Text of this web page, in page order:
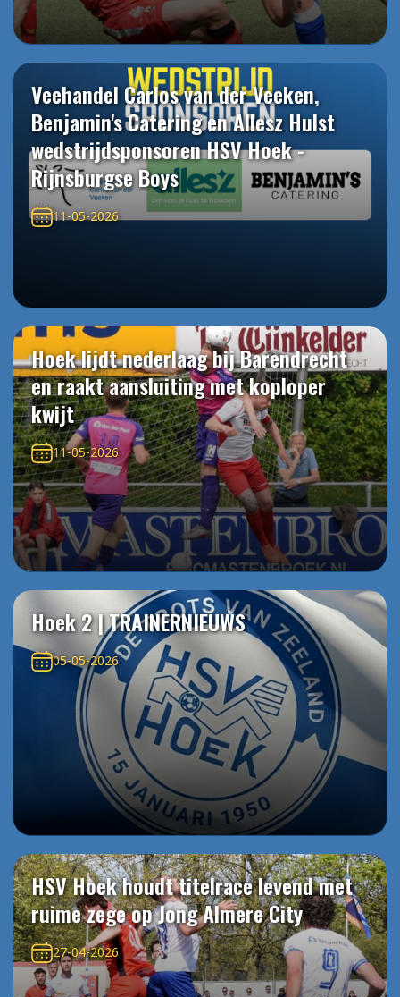
Veehandel Carlos van der Veeken,
Benjamin's Catering en Allesz Hulst
wedstrijdsponsoren HSV Hoek -
Rijnsburgse Boys
11-05-2026
Hoek lijdt nederlaag bij Barendrecht
en raakt aansluiting met koploper
kwijt
11-05-2026
Hoek 2 | TRAINERNIEUWS
05-05-2026
HSV Hoek houdt titelrace levend met
ruime zege op Jong Almere City
27-04-2026